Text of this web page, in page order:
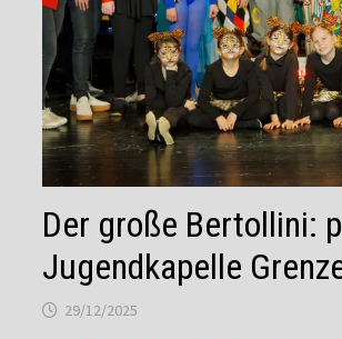
Der große Bertollini:
Jugendkapelle
29/12/2025